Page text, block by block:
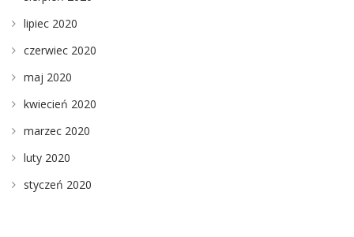
lipiec 2020
czerwiec 2020
maj 2020
kwiecień 2020
marzec 2020
luty 2020
styczeń 2020